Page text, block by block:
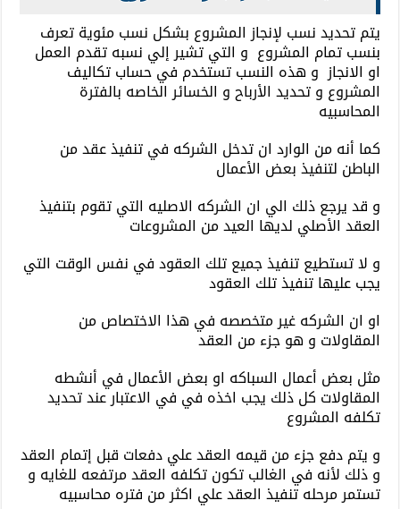
يتم تحديد نسب لإنجاز المشروع بشكل نسب مئوية تعرف
بنسب تمام المشروع و التي تشير إلي نسبه تقدم العمل
او الانجاز و هذه النسب تستخدم في حساب تكاليف
المشروع و تحديد الأرباح و الخسائر الخاصه بالفترة
المحاسبيه
كما أنه من الوارد ان تدخل الشركه في تنفيذ عقد من
الباطن لتنفيذ بعض الأعمال
و قد يرجع ذلك الي ان الشركه الاصليه التي تقوم بتنفيذ
العقد الأصلي لديها العيد من المشروعات
و لا تستطيع تنفيذ جميع تلك العقود في نفس الوقت التي
يجب عليها تنفيذ تلك العقود
او ان الشركه غير متخصصه في هذا الاختصاص من
المقاولات و هو جزء من العقد
مثل بعض أعمال السباكه او بعض الأعمال في أنشطه
المقاولات كل ذلك يجب اخذه في في الاعتبار عند تحديد
تكلفه المشروع
و يتم دفع جزء من قيمه العقد علي دفعات قبل إتمام العقد
و ذلك لأنه في الغالب تكون تكلفه العقد مرتفعه للغايه و
تستمر مرحله تنفيذ العقد علي اكثر من فتره محاسبيه